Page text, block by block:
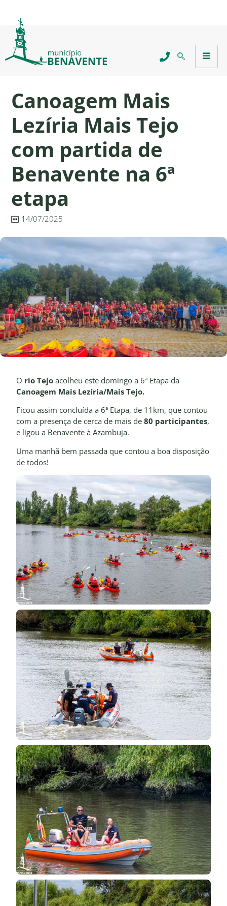
Canoagem Mais
Lezíria Mais Tejo
com partida de
Benavente na 6ª
etapa
14/07/2025
O rio Tejo acolheu este domingo a 6ª Etapa da
Canoagem Mais Lezíria/Mais Tejo.
Ficou assim concluída a 6ª Etapa, de 11km, que contou
com a presença de cerca de mais de80 participantes,
e ligou a Benavente à Azambuja.
Uma manhã bem passada que contou a boa disposição
de todos!